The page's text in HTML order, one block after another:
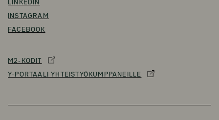
LINKEDIN
INSTAGRAM
FACEBOOK
M2-KODIT
Y-PORTAALI YHTEISTYÖKUMPPANEILLE